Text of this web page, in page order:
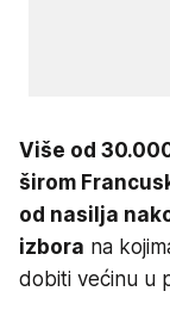
Više od
širom
od nasilja
izbora na
dobiti većinu u